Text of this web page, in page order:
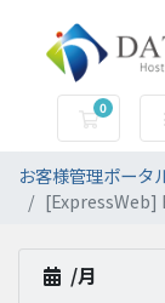
0
お申込み
お客様管理ポータ
[ExpressWeb]
/月